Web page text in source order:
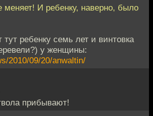
меняет! И ребенку, наверно, было
тут ребенку семь лет и винтовка
у женщины:
2010/09/20/anwaltin/
прибывают!